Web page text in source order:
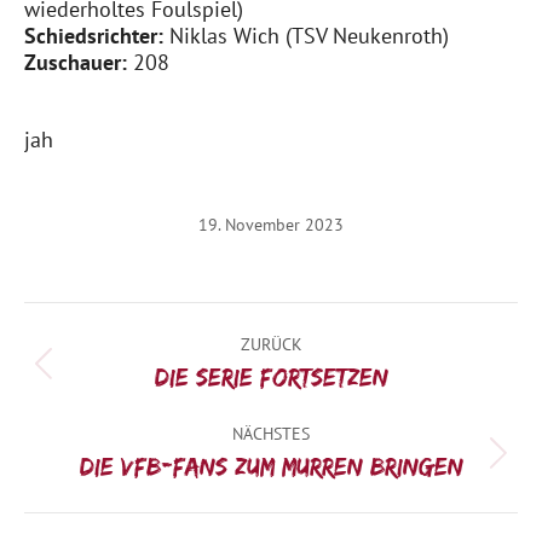
wiederholtes Foulspiel)
Schiedsrichter: Niklas Wich (TSV Neukenroth)
Zuschauer: 208
jah
19. November 2023
ZURÜCK
Vorheriger
Die Serie fortsetzen
NÄCHSTES
Nächster
Die VfB-Fans zum Murren bringen